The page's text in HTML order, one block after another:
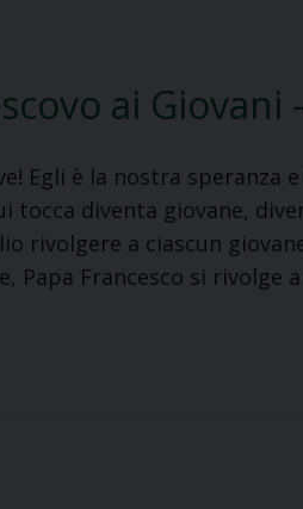
ai Giovani
Egli è la nostra speranza
tocca diventa giovane,
rivolgere a ciascun
Papa Francesco si